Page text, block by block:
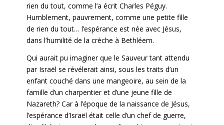
rien du tout, comme l’a écrit Charles Péguy.
Humblement, pauvrement, comme une petite fille
de rien du tout… l’espérance est née avec Jésus,
dans l’humilité de la crèche à Bethléem.
Qui aurait pu imaginer que le Sauveur tant attendu
par Israël se révélerait ainsi, sous les traits d’un
enfant couché dans une mangeoire, au sein de la
famille d’un charpentier et d’une jeune fille de
Nazareth? Car à l’époque de la naissance de Jésus,
l’espérance d’Israël était celle d’un chef de guerre,